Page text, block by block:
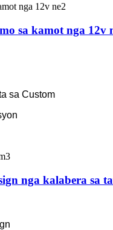
sa kamot nga
sa Custom
nga kalabera sa